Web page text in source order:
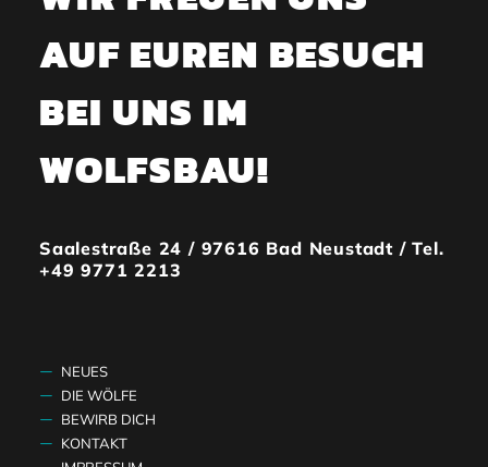
AUF EUREN BESUCH
BEI UNS IM
WOLFSBAU!
Saalestraße 24 / 97616 Bad Neustadt / Tel.
+49 9771 2213
NEUES
DIE WÖLFE
BEWIRB DICH
KONTAKT